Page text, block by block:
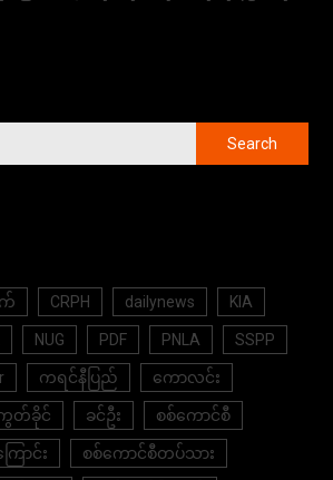
က် CRPH dailynews KIA
NUG PDF PNLA SSPP
ကရင်နီပြည် ကောလင်း
တ်ခိုင် ခင်ဦး စစ်ကောင်စီ
ောင်း စစ်ကောင်စီတပ်သား